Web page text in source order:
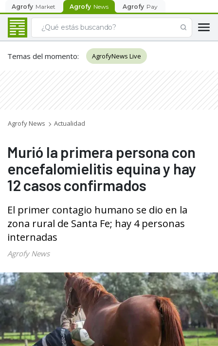
Agrofy Market Agrofy News Agrofy Pay
Temas del momento: AgrofyNews Live
Agrofy News Actualidad
Murió la primera persona con
encefalomielitis equina y hay
12 casos confirmados
El primer contagio humano se dio en la
zona rural de Santa Fe; hay 4 personas
internadas
Agrofy News